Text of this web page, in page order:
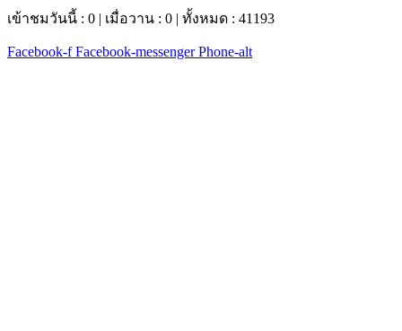
เข้าชมวันนี้ : 0 | เมื่อวาน : 0 | ทั้งหมด : 41193
Facebook-f Facebook-messenger Phone-alt